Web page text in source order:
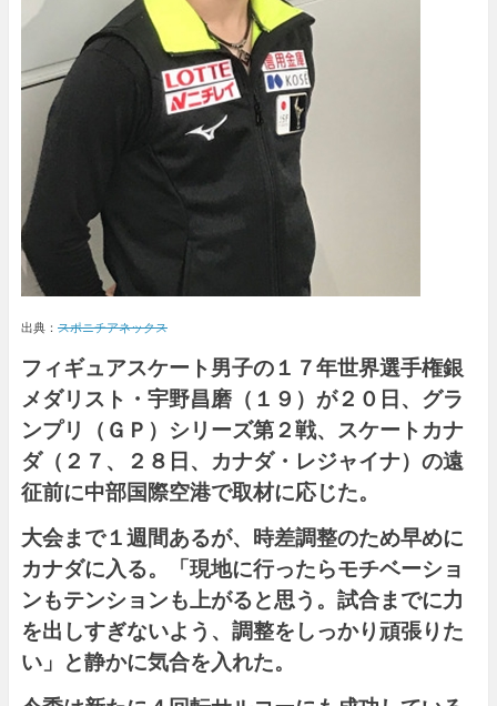
出典： スポニチアネックス
フィギュアスケート男子の１７年世界選手権銀
メダリスト・宇野昌磨（１９）が２０日、グラ
ンプリ（ＧＰ）シリーズ第２戦、スケートカナ
ダ（２７、２８日、カナダ・レジャイナ）の遠
征前に中部国際空港で取材に応じた。
大会まで１週間あるが、時差調整のため早めに
カナダに入る。「現地に行ったらモチベーショ
ンもテンションも上がると思う。試合までに力
を出しすぎないよう、調整をしっかり頑張りた
い」と静かに気合を入れた。